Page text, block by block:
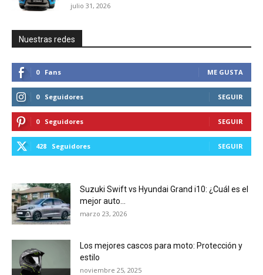
julio 31, 2026
Nuestras redes
0 Fans ME GUSTA
0 Seguidores SEGUIR
0 Seguidores SEGUIR
428 Seguidores SEGUIR
Suzuki Swift vs Hyundai Grand i10: ¿Cuál es el
mejor auto...
marzo 23, 2026
Los mejores cascos para moto: Protección y
estilo
noviembre 25, 2025